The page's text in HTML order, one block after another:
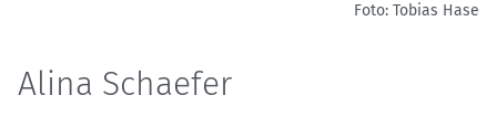
Foto: Tobias Hase
Alina Schaefer